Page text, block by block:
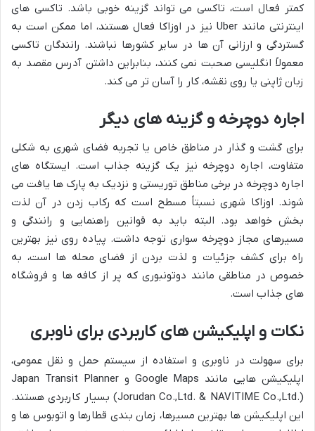
کمتر فعال است، تاکسی می تواند گزینه خوبی باشد. تاکسی های
اینترنتی مانند Uber نیز در اوزاکا فعال هستند، اما ممکن است به
گستردگی و ارزانی آن ها در سایر کشورها نباشند. رانندگان تاکسی
معمولاً انگلیسی صحبت نمی کنند، بنابراین داشتن آدرس مقصد به
زبان ژاپنی یا روی نقشه، کار را آسان تر می کند.
اجاره دوچرخه و گزینه های دیگر
برای گشت و گذار در مناطق خاص یا تجربه فضای شهری به شکلی
متفاوت، اجاره دوچرخه نیز یک گزینه جذاب است. ایستگاه های
اجاره دوچرخه در برخی مناطق توریستی و نزدیک به پارک ها یافت می
شوند. اوزاکا شهری نسبتاً مسطح است که رکاب زدن در آن لذت
بخش خواهد بود. البته باید به قوانین راهنمایی و رانندگی و
مسیرهای مجاز دوچرخه سواری توجه داشت. پیاده روی نیز بهترین
راه برای کشف جزئیات و لذت بردن از فضای محله ها است، به
خصوص در مناطقی مانند دوتونبوری که پر از کافه ها و فروشگاه
های جذاب است.
نکات و اپلیکیشن های کاربردی برای ناوبری
برای سهولت در ناوبری و استفاده از سیستم حمل و نقل عمومی،
اپلیکیشن هایی مانند Google Maps و Japan Transit Planner
(Jorudan Co.,Ltd. & NAVITIME Co.,Ltd.) بسیار کاربردی هستند.
این اپلیکیشن ها بهترین مسیرها، زمان بندی قطارها و اتوبوس ها و